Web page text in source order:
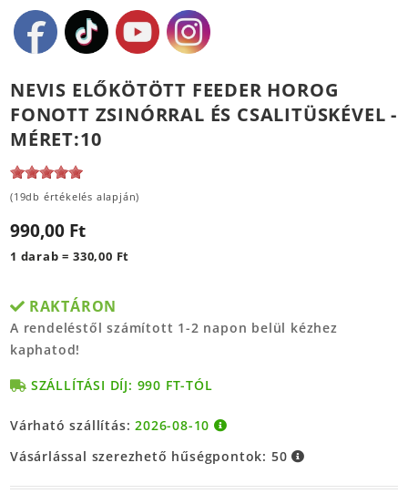
NEVIS ELŐKÖTÖTT FEEDER HOROG
FONOTT ZSINÓRRAL ÉS CSALITÜSKÉVEL -
MÉRET:10
(19db értékelés alapján)
990,00 Ft
1 darab = 330,00 Ft
RAKTÁRON
A rendeléstől számított 1-2 napon belül kézhez
kaphatod!
SZÁLLÍTÁSI DÍJ: 990 FT-TÓL
Várható szállítás:2026-08-10
Vásárlással szerezhető hűségpontok: 50